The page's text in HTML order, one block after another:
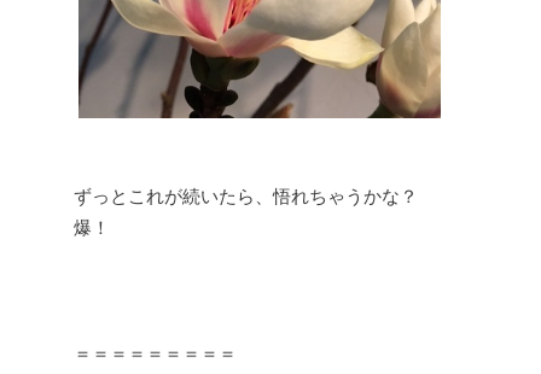
ずっとこれが続いたら、悟れちゃうかな？
爆！
＝＝＝＝＝＝＝＝＝